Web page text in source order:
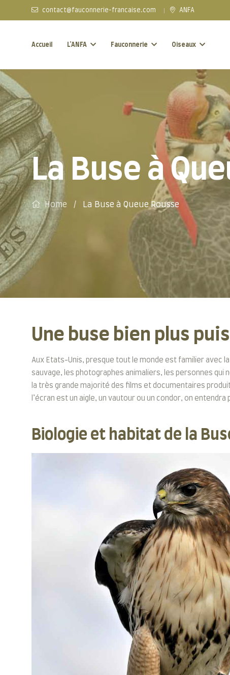
contact@fauconnerie-francaise.com ANFA
Accueil L’ANFA Fauconnerie Oiseaux
La Buse à
Home La Buse à Queue Rousse
Une buse bien plus
Aux Etats-Unis, presque tout le monde est familier avec la
sauvage, les photographes animaliers, les personnes qui
la très grande majorité des films et documentaires
l’écran est un aigle, un vautour ou un condor, on
Biologie et habitat de la